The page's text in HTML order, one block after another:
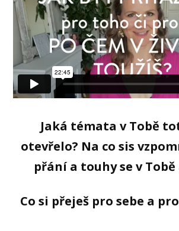
Jaká témata v Tobě
otevřelo? Na co sis
přání a touhy se v
Co si přeješ pro sebe a